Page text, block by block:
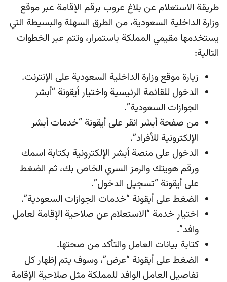
طريقة الاستعلام عن بلاغ عروب برقم الإقامة عبر موقع
وزارة الداخلية السعودية، من الطرق السهلة والبسيطة التي
يستخدمها مقيمي المملكة باستمرار، وتتم عبر الخطوات
التالية:
زيارة موقع وزارة الداخلية السعودية على الإنترنت.
الدخول للقائمة الرئيسية واختيار أيقونة “أبشر
الجوازات السعودية”.
من صفحة أبشر انقر على أيقونة “خدمات أبشر
الإلكترونية للأفراد”.
الدخول على منصة أبشر الإلكترونية بكتابة اسمك
ورقم هويتك والرمز السري الخاص بك، ثم الضغط
على أيقونة “تسجيل الدخول”.
الضغط على أيقونة “خدمات الجوازات السعودية”.
اختيار خدمة “الاستعلام عن صلاحية الإقامة لعامل
وافد”.
كتابة بيانات العامل والتأكد من صحتها.
الضغط على أيقونة “عرض”، وسوف يتم إظهار كل
تفاصيل العامل الوافد للمملكة مثل صلاحية الإقامة